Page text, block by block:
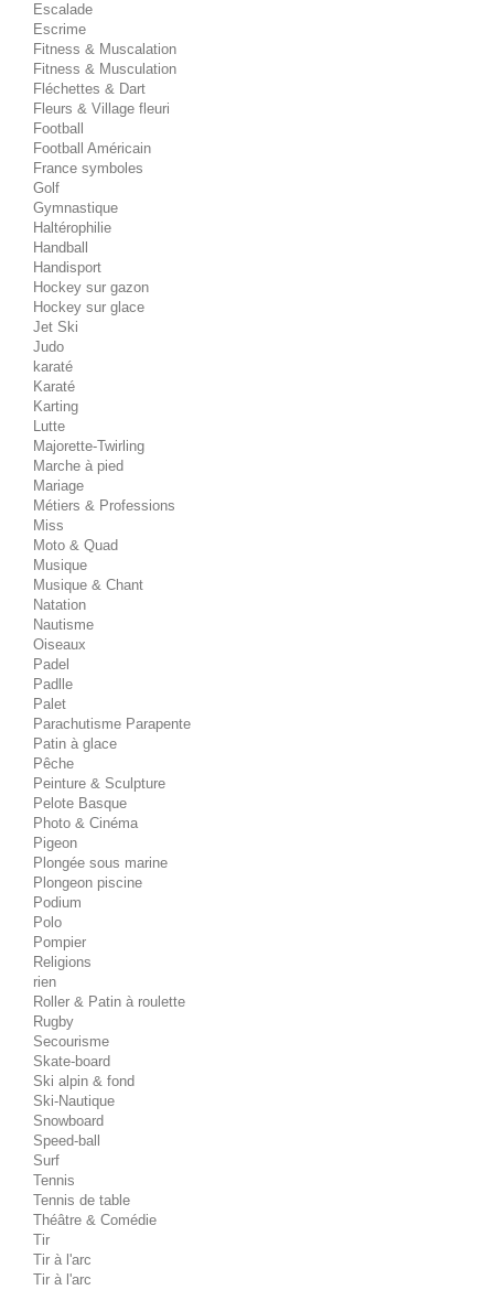
Escalade
Escrime
Fitness & Muscalation
Fitness & Musculation
Fléchettes & Dart
Fleurs & Village fleuri
Football
Football Américain
France symboles
Golf
Gymnastique
Haltérophilie
Handball
Handisport
Hockey sur gazon
Hockey sur glace
Jet Ski
Judo
karaté
Karaté
Karting
Lutte
Majorette-Twirling
Marche à pied
Mariage
Métiers & Professions
Miss
Moto & Quad
Musique
Musique & Chant
Natation
Nautisme
Oiseaux
Padel
Padlle
Palet
Parachutisme Parapente
Patin à glace
Pêche
Peinture & Sculpture
Pelote Basque
Photo & Cinéma
Pigeon
Plongée sous marine
Plongeon piscine
Podium
Polo
Pompier
Religions
rien
Roller & Patin à roulette
Rugby
Secourisme
Skate-board
Ski alpin & fond
Ski-Nautique
Snowboard
Speed-ball
Surf
Tennis
Tennis de table
Théâtre & Comédie
Tir
Tir à l'arc
Tir à l'arc